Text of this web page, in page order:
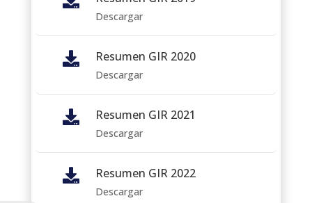
Descargar
 Resumen GIR 2020
Descargar
 Resumen GIR 2021
Descargar
 Resumen GIR 2022
Descargar